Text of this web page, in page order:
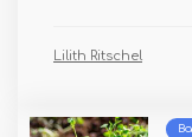
Lilith Ritschel